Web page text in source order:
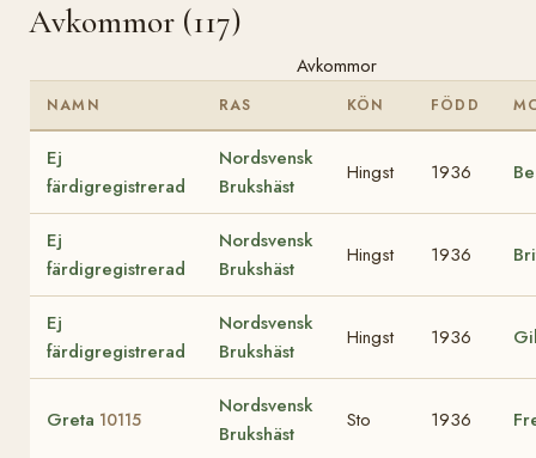
Avkommor (117)
Avkommor
NAMN RAS KÖN FÖDD
Ej
färdigregistrerad
Nordsvensk
Brukshäst
Hingst 1936
Ej
färdigregistrerad
Nordsvensk
Brukshäst
Hingst 1936
Ej
färdigregistrerad
Nordsvensk
Brukshäst
Hingst 1936
Greta 10115
Nordsvensk
Brukshäst
Sto 1936